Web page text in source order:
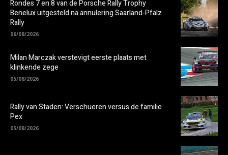
Rondes 7 en 8 van de Porsche Rally Trophy
Benelux uitgesteld na annulering Saarland-Pfalz
Rally
06/08/2026
Milan Marczak verstevigt eerste plaats met
klinkende zege
05/08/2026
Rally van Staden: Verschueren versus de familie
Pex
05/08/2026